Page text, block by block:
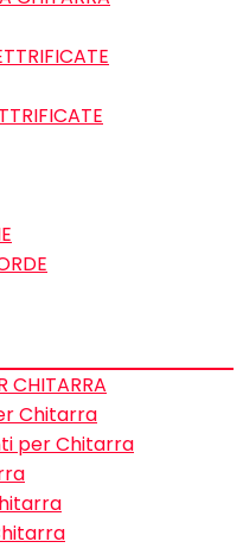
CHITARRA
Chitarra
per Chitarra